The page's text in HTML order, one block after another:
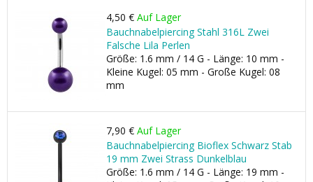
4,50 € Auf Lager
Bauchnabelpiercing Stahl 316L Zwei
Falsche Lila Perlen
Größe: 1.6 mm / 14 G - Länge: 10 mm -
Kleine Kugel: 05 mm - Große Kugel: 08
mm
7,90 € Auf Lager
Bauchnabelpiercing Bioflex Schwarz Stab
19 mm Zwei Strass Dunkelblau
Größe: 1.6 mm / 14 G - Länge: 19 mm -